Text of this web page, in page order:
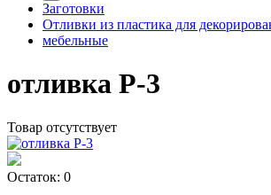
Заготовки
Отливки из пластика для
мебельные
отливка Р-3
Товар отсутствует
Остаток: 0